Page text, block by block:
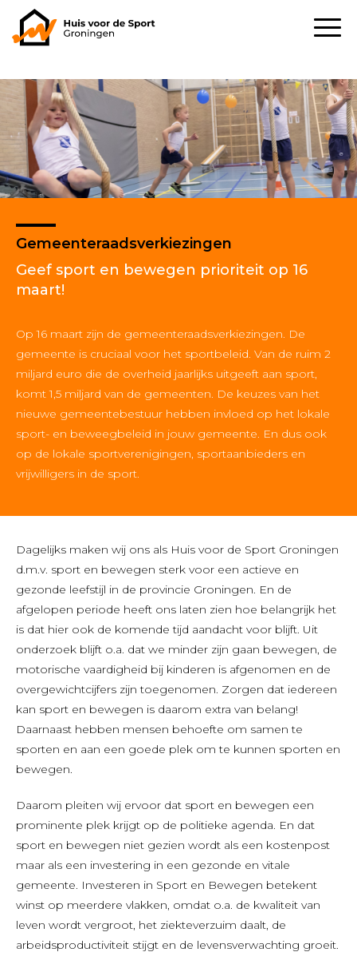
Gemeenteraadsverkiezingen
Geef sport en bewegen prioriteit op 16
maart!
Op 16 maart zijn de gemeenteraadsverkiezingen. De
gemeente is cruciaal voor het sportbeleid. Van de ruim 2
miljard euro die de overheid jaarlijks uitgeeft aan sport,
komt 1,5 miljard van de gemeenten. De keuzes van het
nieuwe gemeentebestuur hebben invloed op het lokale
sport- en beweegbeleid in jouw gemeente. En dus ook
op de lokale sportverenigingen, sportaanbieders en
vrijwilligers in de sport.
Dagelijks maken wij ons als Huis voor de Sport Groningen
d.m.v. sport en bewegen sterk voor een actieve en
gezonde leefstijl in de provincie Groningen. En de
afgelopen periode heeft ons laten zien hoe belangrijk het
is dat hier ook de komende tijd aandacht voor blijft. Uit
onderzoek blijft o.a. dat we minder zijn gaan bewegen, de
motorische vaardigheid bij kinderen is afgenomen en de
overgewichtcijfers zijn toegenomen. Zorgen dat iedereen
kan sport en bewegen is daarom extra van belang!
Daarnaast hebben mensen behoefte om samen te
sporten en aan een goede plek om te kunnen sporten en
bewegen.
Daarom pleiten wij ervoor dat sport en bewegen een
prominente plek krijgt op de politieke agenda. En dat
sport en bewegen niet gezien wordt als een kostenpost
maar als een investering in een gezonde en vitale
gemeente. Investeren in Sport en Bewegen betekent
winst op meerdere vlakken, omdat o.a. de kwaliteit van
leven wordt vergroot, het ziekteverzuim daalt, de
arbeidsproductiviteit stijgt en de levensverwachting groeit.